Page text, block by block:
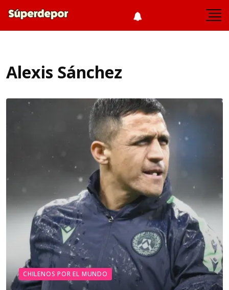
Alexis Sánchez
CHILENOS POR EL MUNDO